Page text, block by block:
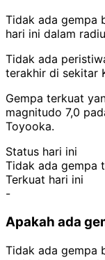
Tidak ada gempa
hari ini dalam
Tidak ada
terakhir di sekitar
Gempa terkuat
magnitudo 7,0
Toyooka.
Status hari ini
Tidak ada gempa
Terkuat hari ini
-
Apakah ada
Tidak ada gempa